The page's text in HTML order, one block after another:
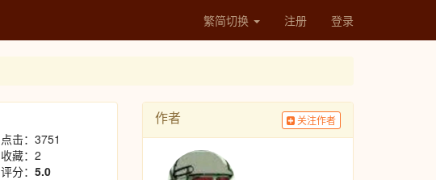
繁简切换 注册 登录
点击：3751
收藏：2
评分： 5.0
作者 关注作者